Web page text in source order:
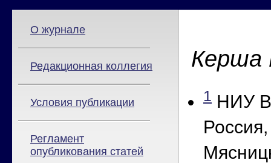
О журнале
Редакционная коллегия
Условия публикации
Регламент
опубликования статей
1 НИУ